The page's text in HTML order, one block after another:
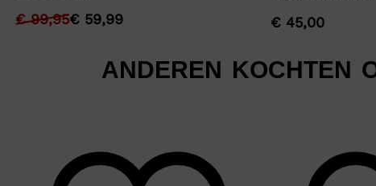
€99,95€59,99 € 45,00
ANDEREN KOCHTEN